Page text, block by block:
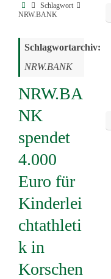
Schlagwort
NRW.BANK
Schlagwortarchiv:
NRW.BANK
NRW.BA
NK
spendet
4.000
Euro für
Kinderlei
chtathleti
k in
Korschen